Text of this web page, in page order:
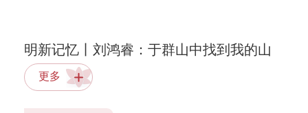
明新记忆丨刘鸿睿：于群山中找到我的山
更多